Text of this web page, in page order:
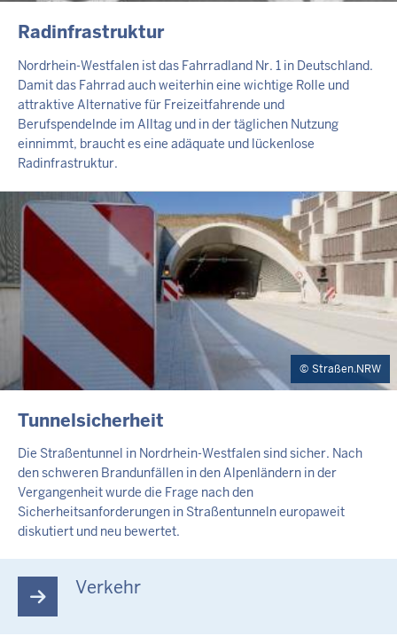
INHALTSSEITE
Radinfrastruktur
Nordrhein-Westfalen ist das Fahrradland Nr. 1 in Deutschland.
Damit das Fahrrad auch weiterhin eine wichtige Rolle und
attraktive Alternative für Freizeitfahrende und
Berufspendelnde im Alltag und in der täglichen Nutzung
einnimmt, braucht es eine adäquate und lückenlose
Radinfrastruktur.
Straßen.NRW
INHALTSSEITE
Tunnelsicherheit
Die Straßentunnel in Nordrhein-Westfalen sind sicher. Nach
den schweren Brandunfällen in den Alpenländern in der
Vergangenheit wurde die Frage nach den
Sicherheitsanforderungen in Straßentunneln europaweit
diskutiert und neu bewertet.
Verkehr